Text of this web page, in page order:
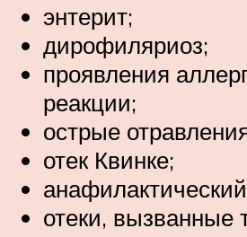
энтерит;
дирофиляриоз;
проявления
реакции;
острые
отек Квинке;
отеки, вызванные